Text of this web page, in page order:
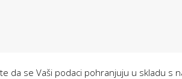
da se Vaši podaci pohranjuju u skladu s